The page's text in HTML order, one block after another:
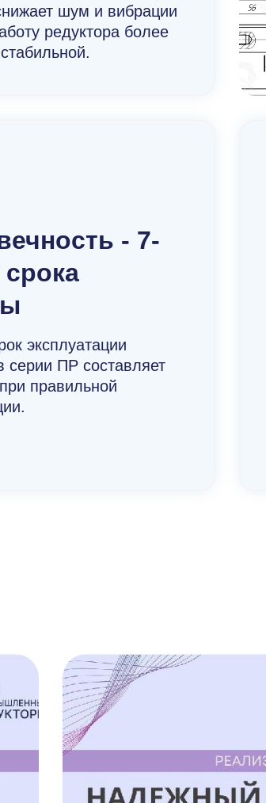
шум и вибрации
редуктора более
- 7-
срока
эксплуатации
серии ПР составляет
правильной